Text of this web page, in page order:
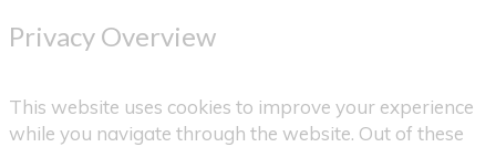
Privacy Overview
This website uses cookies to improve your experience
while you navigate through the website. Out of these